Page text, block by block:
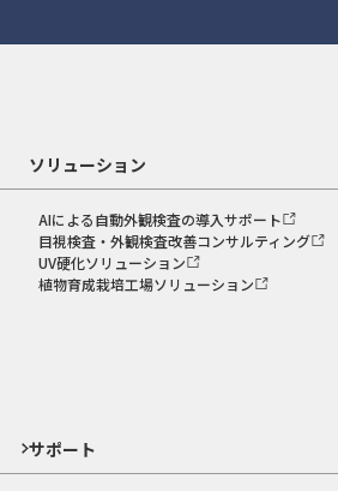
ソリューション
AIによる自動外観検査の導入サポート
目視検査・外観検査改善コンサルティング
UV硬化ソリューション
植物育成栽培工場ソリューション
サポート